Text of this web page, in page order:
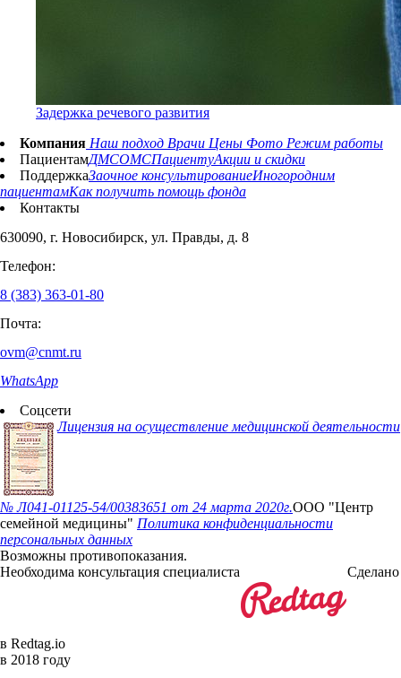
Задержка речевого развития
Компания Наш подход Врачи Цены Фото Режим работы
ПациентамДМСОМСПациентуАкции и скидки
ПоддержкаЗаочное консультированиеИногородним
пациентамКак получить помощь фонда
Контакты
630090, г. Новосибирск, ул. Правды, д. 8
Телефон:
8 (383) 363-01-80
Почта:
ovm@cnmt.ru
WhatsApp
Соцсети
Лицензия на осуществление медицинской деятельности
№ Л041-01125-54/00383651 от 24 марта 2020г.ООО "Центр
семейной медицины" Политика конфиденциальности
персональных данных
Возможны противопоказания.
Необходима консультация специалиста
Сделано
в Redtag.io
в 2018 году